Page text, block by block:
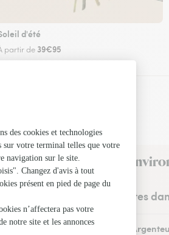
d'été
partir de 39€95
et dans ses
Les fleuristes
Fleuristes à